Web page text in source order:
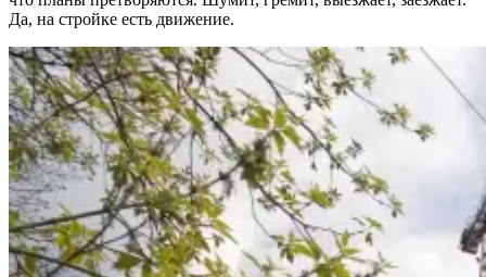
Да, на стройке есть движение.